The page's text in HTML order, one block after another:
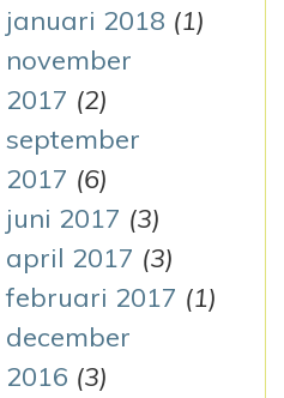
januari 2018 (1)
november
2017 (2)
september
2017 (6)
juni 2017 (3)
april 2017 (3)
februari 2017 (1)
december
2016 (3)